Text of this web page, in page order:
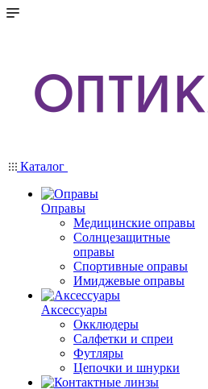
Каталог
Оправы
Медицинские оправы
Солнцезащитные
оправы
Спортивные оправы
Имиджевые оправы
Аксессуары
Окклюдеры
Салфетки и спреи
Футляры
Цепочки и шнурки